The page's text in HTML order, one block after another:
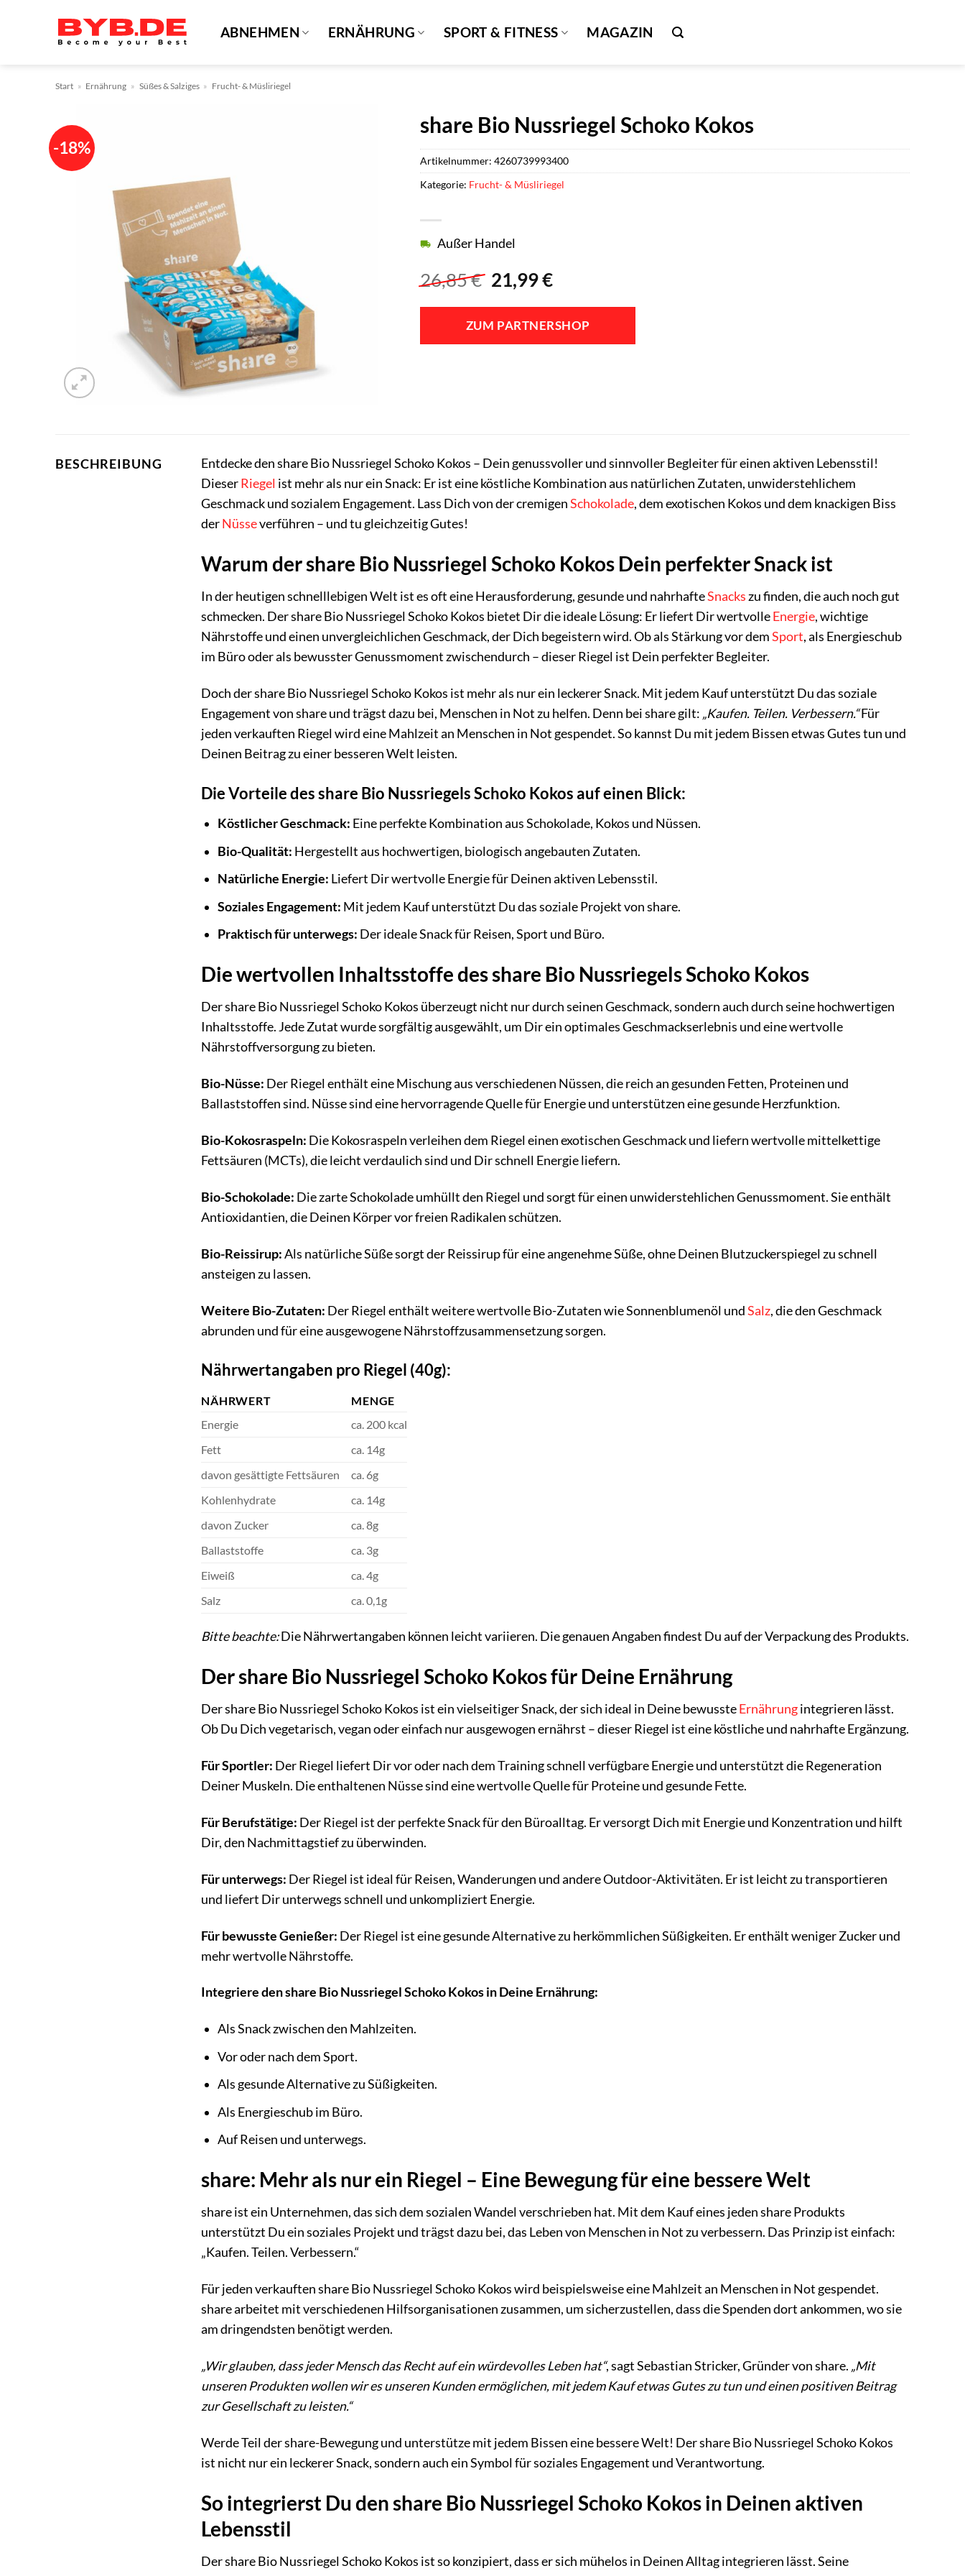
ABNEHMEN ERNÄHRUNG SPORT & FITNESS MAGAZIN
Start » Ernährung » Süßes & Salziges » Frucht- & Müsliriegel
-18%
share Bio Nussriegel Schoko Kokos
26,85€ Ursprünglicher
Preis
war:
26,85 €
21,99€Aktueller
ist:
21,99 €.
Außer Handel
ZUM PARTNERSHOP
Artikelnummer:4260739993400
Kategorie: Frucht- & Müsliriegel
BESCHREIBUNG
Entdecke den share Bio Nussriegel Schoko Kokos – Dein genussvoller und sinnvoller Begleiter für einen aktiven Lebensstil!
DieserRiegel ist mehr als nur ein Snack: Er ist eine köstliche Kombination aus natürlichen Zutaten, unwiderstehlichem
Geschmack und sozialem Engagement. Lass Dich von der cremigenSchokolade, dem exotischen Kokos und dem knackigen Biss
derNüsseverführen – und tu gleichzeitig Gutes!
Warum der share Bio Nussriegel Schoko Kokos Dein perfekter Snack ist
In der heutigen schnelllebigen Welt ist es oft eine Herausforderung, gesunde und nahrhafteSnackszu finden, die auch noch gut
schmecken. Der share Bio Nussriegel Schoko Kokos bietet Dir die ideale Lösung: Er liefert Dir wertvolleEnergie, wichtige
Nährstoffe und einen unvergleichlichen Geschmack, der Dich begeistern wird. Ob als Stärkung vor demSport, als Energieschub
im Büro oder als bewusster Genussmoment zwischendurch – dieser Riegel ist Dein perfekter Begleiter.
Doch der share Bio Nussriegel Schoko Kokos ist mehr als nur ein leckerer Snack. Mit jedem Kauf unterstützt Du das soziale
Engagement von share und trägst dazu bei, Menschen in Not zu helfen. Denn bei share gilt: „Kaufen. Teilen. Verbessern.“Für
jeden verkauften Riegel wird eine Mahlzeit an Menschen in Not gespendet. So kannst Du mit jedem Bissen etwas Gutes tun und
Deinen Beitrag zu einer besseren Welt leisten.
Die Vorteile des share Bio Nussriegels Schoko Kokos auf einen Blick:
Köstlicher Geschmack: Eine perfekte Kombination aus Schokolade, Kokos und Nüssen.
Bio-Qualität: Hergestellt aus hochwertigen, biologisch angebauten Zutaten.
Natürliche Energie: Liefert Dir wertvolle Energie für Deinen aktiven Lebensstil.
Soziales Engagement: Mit jedem Kauf unterstützt Du das soziale Projekt von share.
Praktisch für unterwegs: Der ideale Snack für Reisen, Sport und Büro.
Die wertvollen Inhaltsstoffe des share Bio Nussriegels Schoko Kokos
Der share Bio Nussriegel Schoko Kokos überzeugt nicht nur durch seinen Geschmack, sondern auch durch seine hochwertigen
Inhaltsstoffe. Jede Zutat wurde sorgfältig ausgewählt, um Dir ein optimales Geschmackserlebnis und eine wertvolle
Nährstoffversorgung zu bieten.
Bio-Nüsse: Der Riegel enthält eine Mischung aus verschiedenen Nüssen, die reich an gesunden Fetten, Proteinen und
Ballaststoffen sind. Nüsse sind eine hervorragende Quelle für Energie und unterstützen eine gesunde Herzfunktion.
Bio-Kokosraspeln: Die Kokosraspeln verleihen dem Riegel einen exotischen Geschmack und liefern wertvolle mittelkettige
Fettsäuren (MCTs), die leicht verdaulich sind und Dir schnell Energie liefern.
Bio-Schokolade: Die zarte Schokolade umhüllt den Riegel und sorgt für einen unwiderstehlichen Genussmoment. Sie enthält
Antioxidantien, die Deinen Körper vor freien Radikalen schützen.
Bio-Reissirup:Als natürliche Süße sorgt der Reissirup für eine angenehme Süße, ohne Deinen Blutzuckerspiegel zu schnell
ansteigen zu lassen.
Weitere Bio-Zutaten: Der Riegel enthält weitere wertvolle Bio-Zutaten wie Sonnenblumenöl undSalz, die den Geschmack
abrunden und für eine ausgewogene Nährstoffzusammensetzung sorgen.
Nährwertangaben pro Riegel (40g):
NÄHRWERT
MENGE
Energie
ca. 200 kcal
Fett
ca. 14g
davon gesättigte Fettsäuren
ca. 6g
Kohlenhydrate
ca. 14g
davon Zucker
ca. 8g
Ballaststoffe
ca. 3g
Eiweiß
ca. 4g
Salz
ca. 0,1g
Bitte beachte:Die Nährwertangaben können leicht variieren. Die genauen Angaben findest Du auf der Verpackung des Produkts.
Der share Bio Nussriegel Schoko Kokos für Deine Ernährung
Der share Bio Nussriegel Schoko Kokos ist ein vielseitiger Snack, der sich ideal in Deine bewussteErnährungintegrieren lässt.
Ob Du Dich vegetarisch, vegan oder einfach nur ausgewogen ernährst – dieser Riegel ist eine köstliche und nahrhafte Ergänzung.
Für Sportler: Der Riegel liefert Dir vor oder nach dem Training schnell verfügbare Energie und unterstützt die Regeneration
Deiner Muskeln. Die enthaltenen Nüsse sind eine wertvolle Quelle für Proteine und gesunde Fette.
Für Berufstätige: Der Riegel ist der perfekte Snack für den Büroalltag. Er versorgt Dich mit Energie und Konzentration und hilft
Dir, den Nachmittagstief zu überwinden.
Für unterwegs: Der Riegel ist ideal für Reisen, Wanderungen und andere Outdoor-Aktivitäten. Er ist leicht zu transportieren
und liefert Dir unterwegs schnell und unkompliziert Energie.
Für bewusste Genießer: Der Riegel ist eine gesunde Alternative zu herkömmlichen Süßigkeiten. Er enthält weniger Zucker und
mehr wertvolle Nährstoffe.
Integriere den share Bio Nussriegel Schoko Kokos in Deine Ernährung:
Als Snack zwischen den Mahlzeiten.
Vor oder nach dem Sport.
Als gesunde Alternative zu Süßigkeiten.
Als Energieschub im Büro.
Auf Reisen und unterwegs.
share: Mehr als nur ein Riegel – Eine Bewegung für eine bessere Welt
share ist ein Unternehmen, das sich dem sozialen Wandel verschrieben hat. Mit dem Kauf eines jeden share Produkts
unterstützt Du ein soziales Projekt und trägst dazu bei, das Leben von Menschen in Not zu verbessern. Das Prinzip ist einfach:
„Kaufen. Teilen. Verbessern.“
Für jeden verkauften share Bio Nussriegel Schoko Kokos wird beispielsweise eine Mahlzeit an Menschen in Not gespendet.
share arbeitet mit verschiedenen Hilfsorganisationen zusammen, um sicherzustellen, dass die Spenden dort ankommen, wo sie
am dringendsten benötigt werden.
„Wir glauben, dass jeder Mensch das Recht auf ein würdevolles Leben hat“, sagt Sebastian Stricker, Gründer von share. „Mit
unseren Produkten wollen wir es unseren Kunden ermöglichen, mit jedem Kauf etwas Gutes zu tun und einen positiven Beitrag
zur Gesellschaft zu leisten.“
Werde Teil der share-Bewegung und unterstütze mit jedem Bissen eine bessere Welt! Der share Bio Nussriegel Schoko Kokos
ist nicht nur ein leckerer Snack, sondern auch ein Symbol für soziales Engagement und Verantwortung.
So integrierst Du den share Bio Nussriegel Schoko Kokos in Deinen aktiven
Lebensstil
Der share Bio Nussriegel Schoko Kokos ist so konzipiert, dass er sich mühelos in Deinen Alltag integrieren lässt. Seine